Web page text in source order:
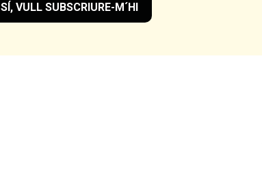
SÍ, VULL SUBSCRIURE-M´HI